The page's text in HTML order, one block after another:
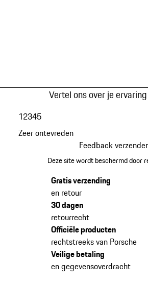
Vertel ons over je
Zeer ontevreden
12345
Feedback
Deze site wordt beschermd door
Gratis verzending
en retour
30 dagen
retourrecht
Officiële producten
rechtstreeks van Porsche
Veilige betaling
en gegevensoverdracht